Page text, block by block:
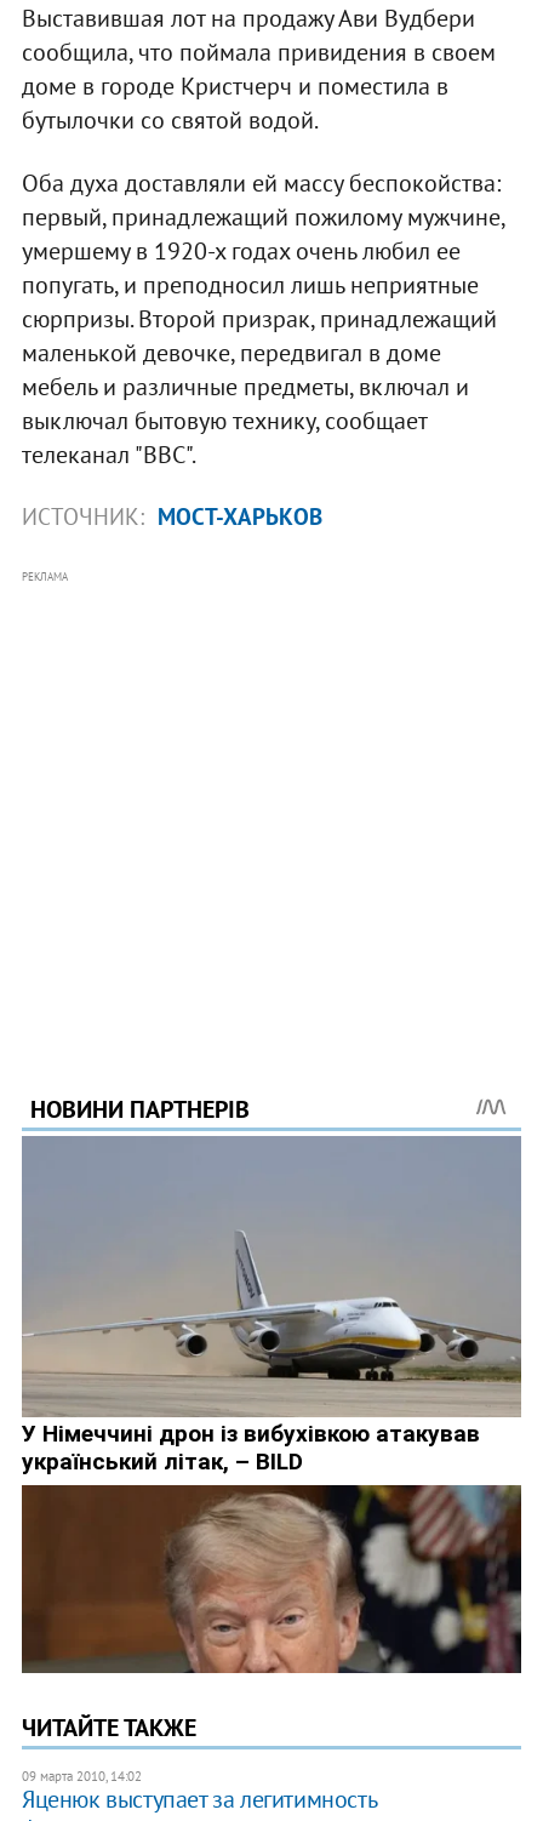
Выставившая лот на продажу Ави Вудбери
сообщила, что поймала привидения в своем
доме в городе Кристчерч и поместила в
бутылочки со святой водой.
Оба духа доставляли ей массу беспокойства:
первый, принадлежащий пожилому мужчине,
умершему в 1920-х годах очень любил ее
попугать, и преподносил лишь неприятные
сюрпризы. Второй призрак, принадлежащий
маленькой девочке, передвигал в доме
мебель и различные предметы, включал и
выключал бытовую технику, сообщает
телеканал "ВВС".
ИСТОЧНИК: МОСТ-ХАРЬКОВ
РЕКЛАМА
ЧИТАЙТЕ ТАКЖЕ
09 марта 2010, 14:02
Яценюк выступает за легитимность